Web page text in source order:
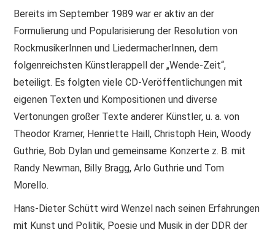
Bereits im September 1989 war er aktiv an der
Formulierung und Popularisierung der Resolution von
RockmusikerInnen und LiedermacherInnen, dem
folgenreichsten Künstlerappell der „Wende-Zeit“,
beteiligt. Es folgten viele CD-Veröffentlichungen mit
eigenen Texten und Kompositionen und diverse
Vertonungen großer Texte anderer Künstler, u. a. von
Theodor Kramer, Henriette Haill, Christoph Hein, Woody
Guthrie, Bob Dylan und gemeinsame Konzerte z. B. mit
Randy Newman, Billy Bragg, Arlo Guthrie und Tom
Morello.
Hans-Dieter Schütt wird Wenzel nach seinen Erfahrungen
mit Kunst und Politik, Poesie und Musik in der DDR der